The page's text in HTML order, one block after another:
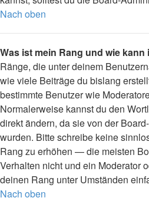
Nach oben
Was ist mein Rang und wie
Ränge, die unter deinem
wie viele Beiträge du bislang
bestimmte Benutzer wie
Normalerweise kannst du den
direkt ändern, da sie von der
wurden. Bitte schreibe keine
Rang zu erhöhen — die meisten
Verhalten nicht und ein Moderator
deinen Rang unter Umständen
Nach oben